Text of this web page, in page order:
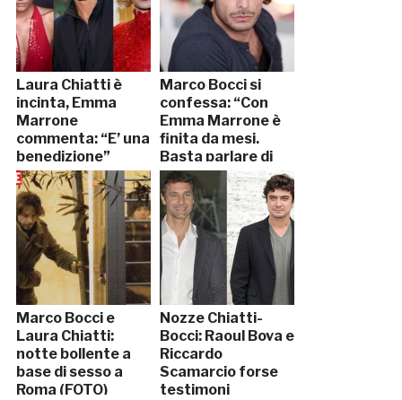
Laura Chiatti è
incinta, Emma
Marrone
commenta: “E’ una
benedizione”
Marco Bocci si
confessa: “Con
Emma Marrone è
finita da mesi.
Basta parlare di
questa storia”
Marco Bocci e
Laura Chiatti:
notte bollente a
base di sesso a
Roma (FOTO)
Nozze Chiatti-
Bocci: Raoul Bova e
Riccardo
Scamarcio forse
testimoni